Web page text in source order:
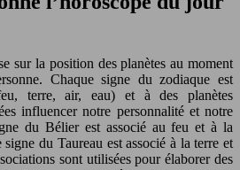
sur la position des planètes au moment
Chaque signe du zodiaque est
terre, air, eau) et à des planètes
influencer notre personnalité et notre
du Bélier est associé au feu et à la
du Taureau est associé à la terre et
sont utilisées pour élaborer des